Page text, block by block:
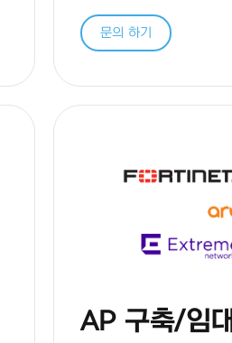
문의 하기
AP 구축/임대